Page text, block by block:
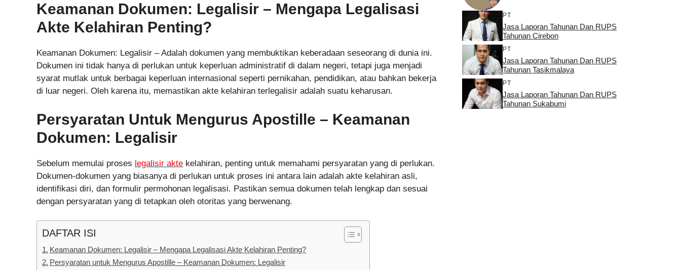
Keamanan Dokumen: Legalisir – Mengapa Legalisasi
Akte Kelahiran Penting?
Keamanan Dokumen: Legalisir – Adalah dokumen yang membuktikan keberadaan seseorang di dunia ini.
Dokumen ini tidak hanya di perlukan untuk keperluan administratif di dalam negeri, tetapi juga menjadi
syarat mutlak untuk berbagai keperluan internasional seperti pernikahan, pendidikan, atau bahkan bekerja
di luar negeri. Oleh karena itu, memastikan akte kelahiran terlegalisir adalah suatu keharusan.
Persyaratan Untuk Mengurus Apostille – Keamanan
Dokumen: Legalisir
Sebelum memulai proses legalisir akte kelahiran, penting untuk memahami persyaratan yang di perlukan.
Dokumen-dokumen yang biasanya di perlukan untuk proses ini antara lain adalah akte kelahiran asli,
identifikasi diri, dan formulir permohonan legalisasi. Pastikan semua dokumen telah lengkap dan sesuai
dengan persyaratan yang di tetapkan oleh otoritas yang berwenang.
DAFTAR ISI
Keamanan Dokumen: Legalisir – Mengapa Legalisasi Akte Kelahiran Penting?
Persyaratan untuk Mengurus Apostille – Keamanan Dokumen: Legalisir
PT
Jasa Laporan Tahunan Dan RUPS
Tahunan Cirebon
PT
Jasa Laporan Tahunan Dan RUPS
Tahunan Tasikmalaya
PT
Jasa Laporan Tahunan Dan RUPS
Tahunan Sukabumi